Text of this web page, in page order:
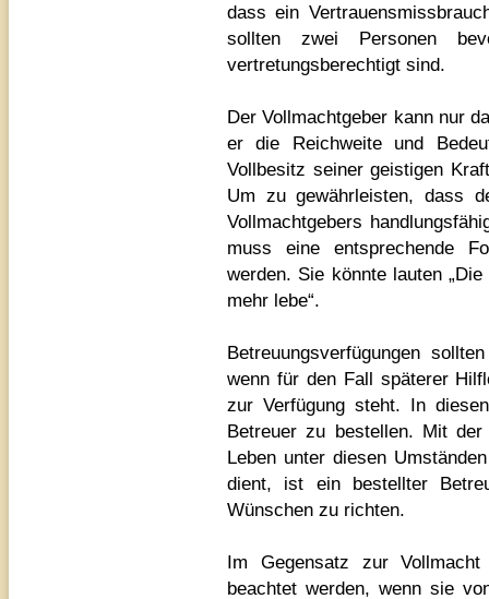
dass ein
sollten zwei Personen
vertretungsberechtigt sind.
Der Vollmachtgeber kann nur
er die Reichweite und
Vollbesitz seiner geistigen
Um zu gewährleisten, dass
Vollmachtgebers
muss eine entsprechende
werden. Sie könnte lauten
mehr lebe“.
Betreuungsverfügungen
wenn für den Fall späterer
zur Verfügung steht. In
Betreuer zu bestellen. Mit
Leben unter diesen
dient, ist ein bestellter
Wünschen zu richten.
Im Gegensatz zur
beachtet werden, wenn sie